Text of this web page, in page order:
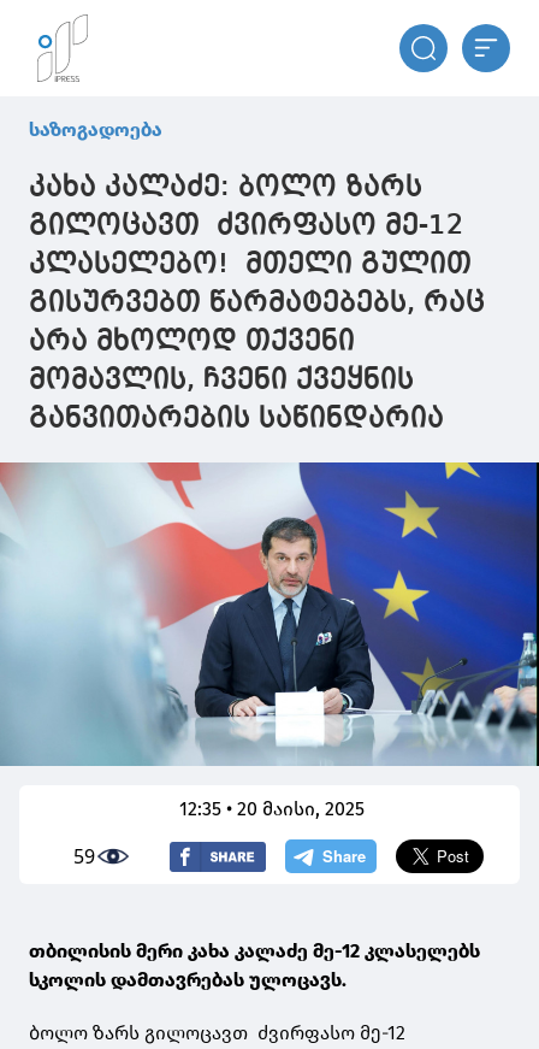
საზოგადოება
კახა კალაძე: ბოლო ზარს
გილოცავთ ძვირფასო მე-12
კლასელებო! მთელი გულით
გისურვებთ წარმატებებს, რაც
არა მხოლოდ თქვენი
მომავლის, ჩვენი ქვეყნის
განვითარების საწინდარია
12:35 • 20 მაისი, 2025
59
თბილისის მერი კახა კალაძე მე-12 კლასელებს
სკოლის დამთავრებას ულოცავს.
ბოლო ზარს გილოცავთ ძვირფასო მე-12